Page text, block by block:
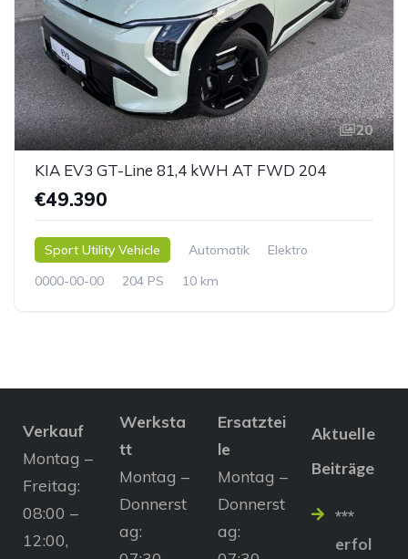
20
KIA EV3 GT-Line 81,4 kWH AT FWD 204
€49.390
Sport Utility Vehicle Automatik
Elektro
0000-00-00
204 PS 10 km
Verkauf
Montag –
Freitag:
08:00 –
12:00,
Werksta
tt
Montag –
Donnerst
ag:
Ersatztei
le
Montag –
Donnerst
ag:
Aktuelle
Beiträge
***
erfol